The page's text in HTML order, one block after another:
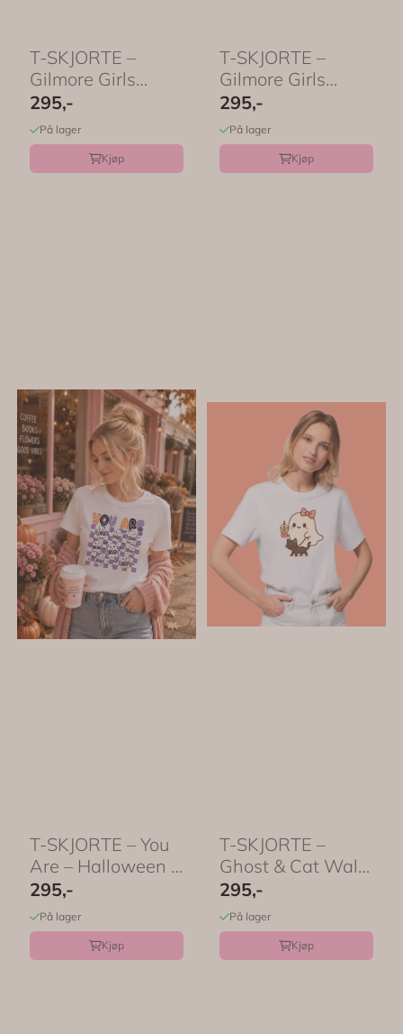
T-SKJORTE –
Gilmore Girls
Rewatch Season –
...
295,-
På lager
Kjøp
T-SKJORTE –
Gilmore Girls
Season – ...
295,-
På lager
Kjøp
T-SKJORTE – You
Are – Halloween -
Festligetrykk
295,-
På lager
Kjøp
T-SKJORTE –
Ghost & Cat Walk
– Festligetrykk
295,-
På lager
Kjøp